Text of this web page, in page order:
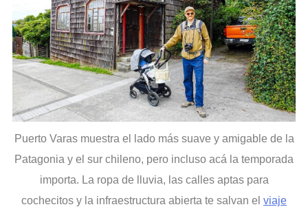
Puerto Varas muestra el lado más suave y amigable de la
Patagonia y el sur chileno, pero incluso acá la temporada
importa. La ropa de lluvia, las calles aptas para
cochecitos y la infraestructura abierta te salvan el viaje